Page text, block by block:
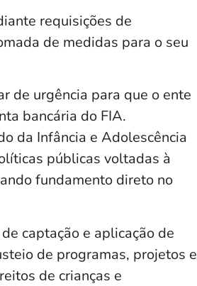
requisições de
de medidas para o seu
de urgência para que o ente
bancária do FIA.
da Infância e Adolescência
públicas voltadas à
fundamento direto no
captação e aplicação de
de programas, projetos e
de crianças e